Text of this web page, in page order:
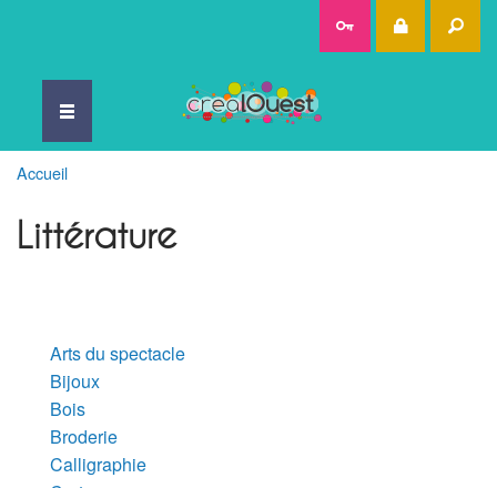
Accueil
Littérature
Arts du spectacle
Bijoux
Bois
Broderie
Calligraphie